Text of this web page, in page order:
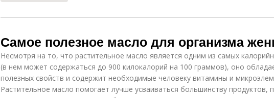
Самое полезное масло для организма
Несмотря на то, что растительное масло является одним из самых
(в нем может содержаться до 900 килокалорий на 100 граммов), оно
полезных свойств и содержит необходимые человеку витамины и
Растительное масло помогает лучше усваиваться большинству продуктов,